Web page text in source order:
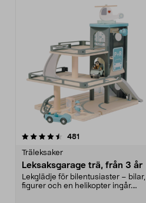
481
Träleksaker
Leksaksgarage trä, från 3 år
Lekglädje för bilentusiaster – bilar,
figurer och en helikopter ingår.
4.5 av 5 stjärnor